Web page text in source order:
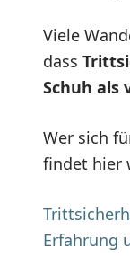
Viele
dass
Schuh als
Wer sich
findet hier
Erfahrung